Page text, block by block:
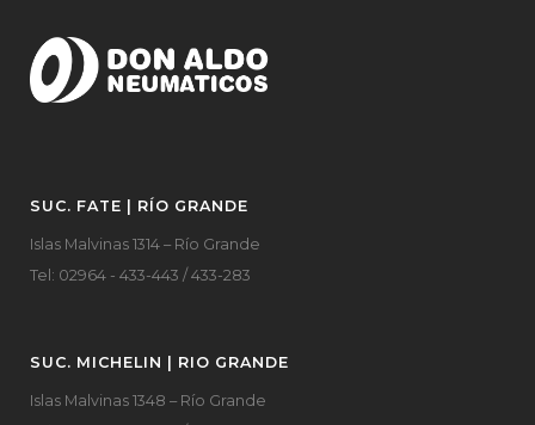
SUC. FATE | RÍO GRANDE
Islas Malvinas 1314 – Río Grande
Tel: 02964 - 433-443 / 433-283
SUC. MICHELIN | RIO GRANDE
Islas Malvinas 1348 – Río Grande